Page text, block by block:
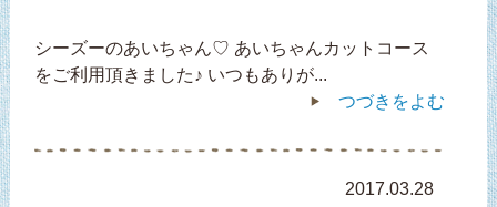
シーズーのあいちゃん♡ あいちゃんカットコース
をご利用頂きました♪ いつもありが...
つづきをよむ
2017.03.28